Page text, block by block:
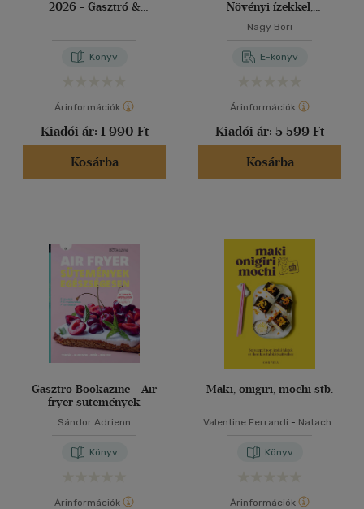
2026 - Gasztró &
Könyv
Árinformációk
Kiadói ár: 1 990 Ft
Kosárba
Növényi ízekkel,
Nagy Bori
E-könyv
Árinformációk
Kiadói ár: 5 599 Ft
Kosárba
Gasztro Bookazine - Air
fryer sütemények
Sándor Adrienn
Könyv
Árinformációk
Maki, onigiri, mochi stb.
Valentine Ferrandi - Natacha
Könyv
Árinformációk